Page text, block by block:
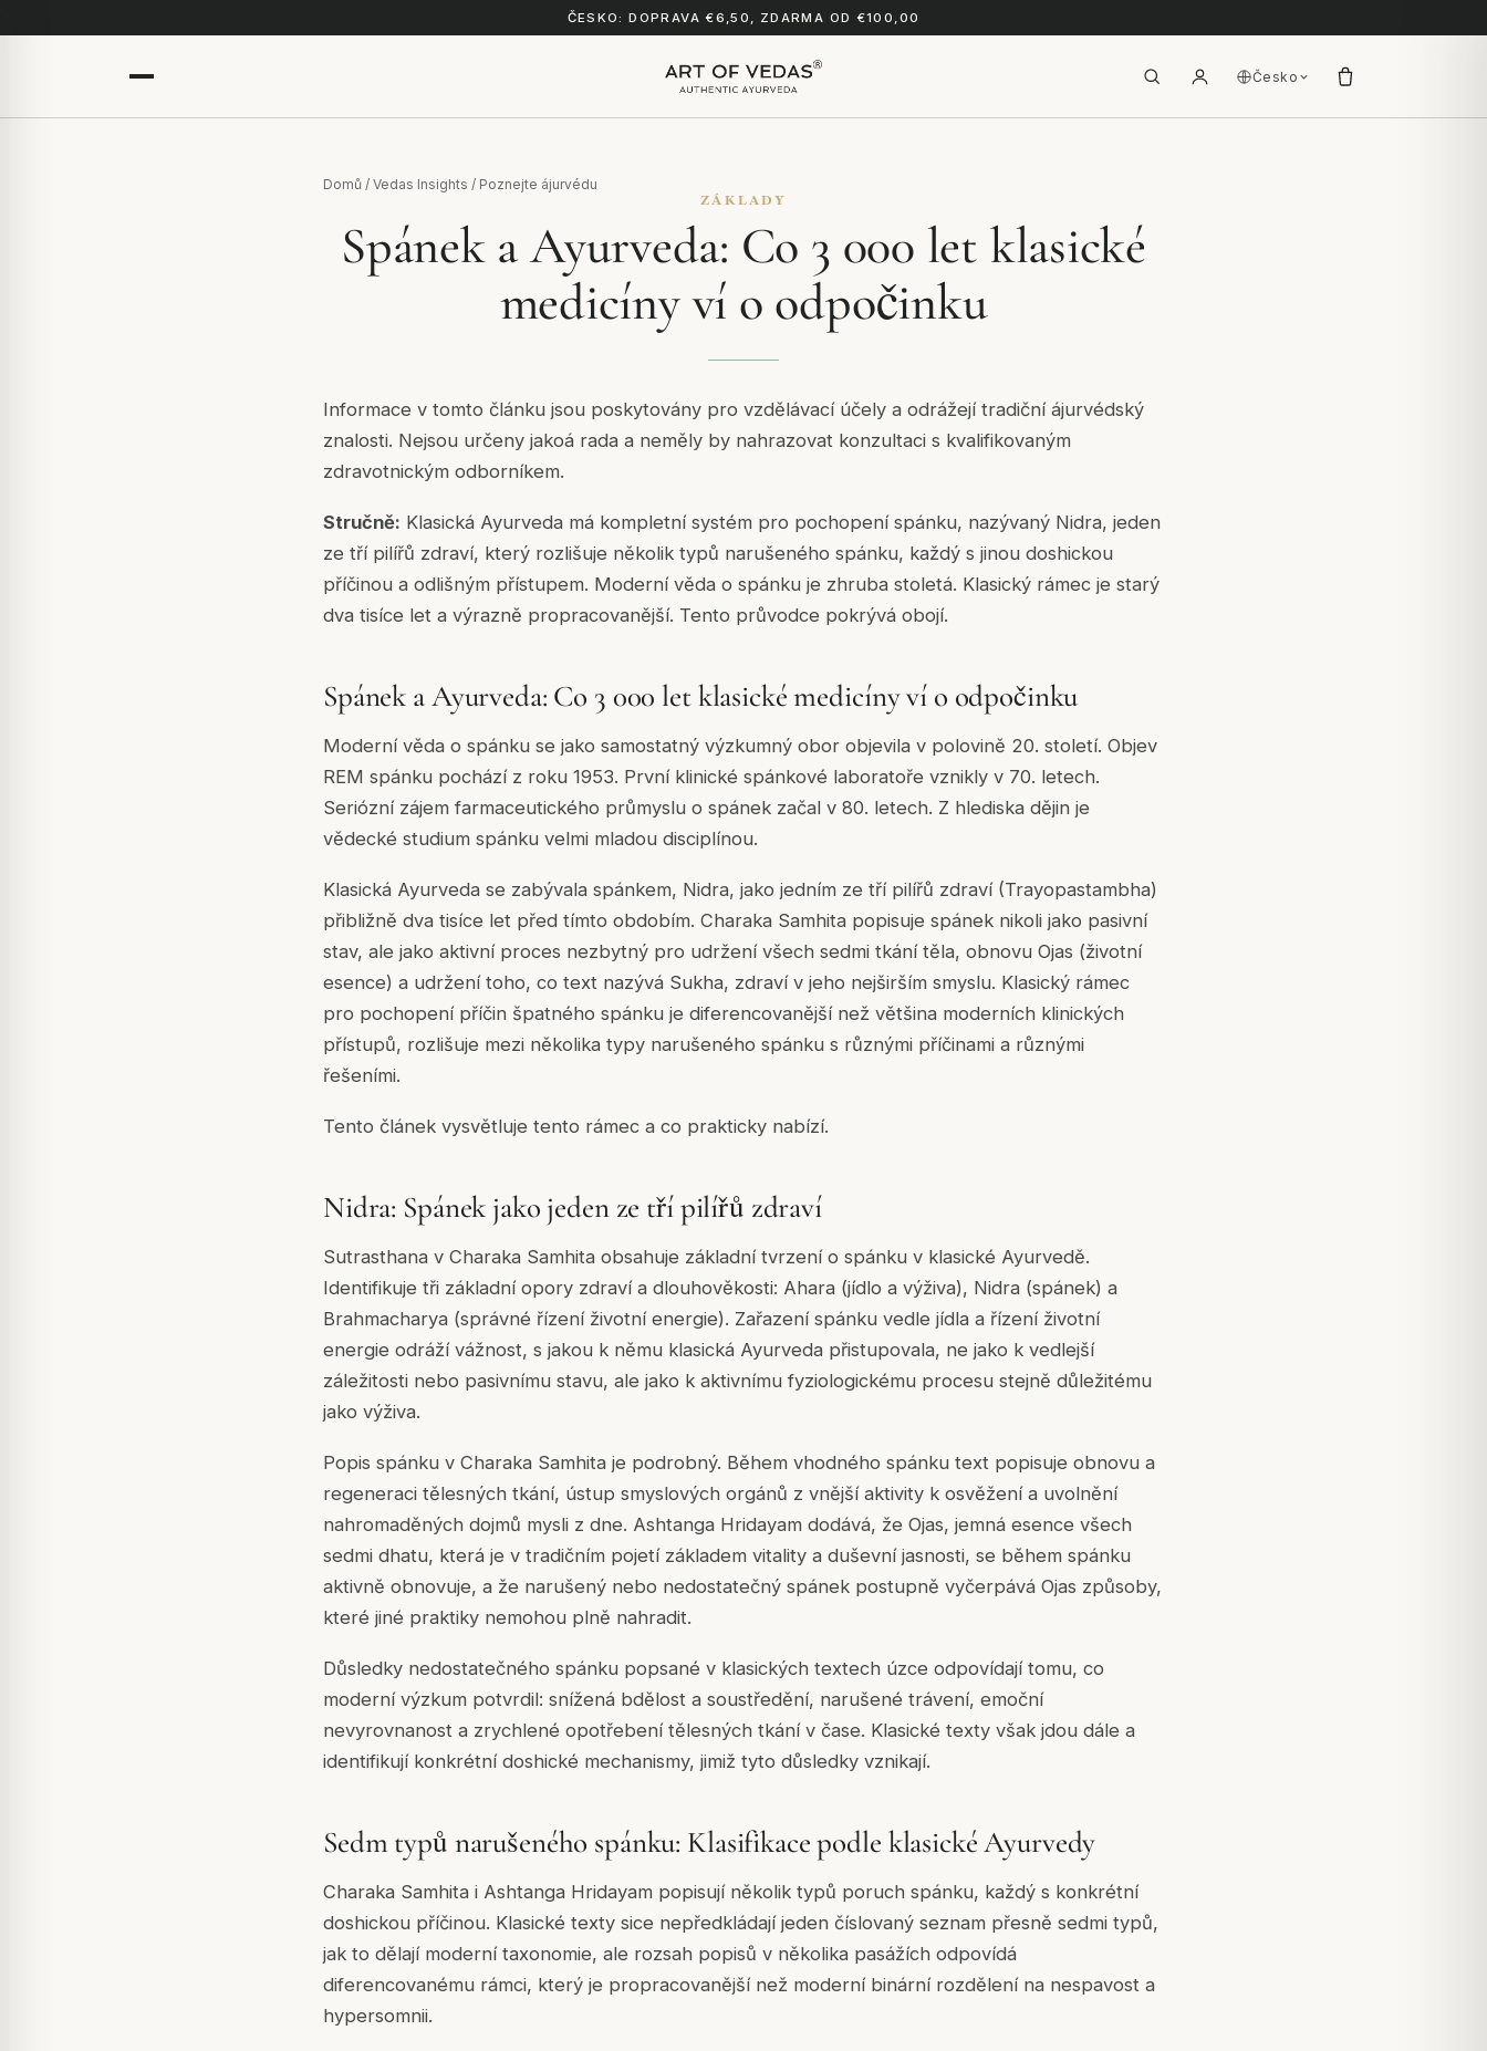
ČESKO: DOPRAVA €6,50, ZDARMA OD €100,00
Česko
Domů / Vedas Insights / Poznejte ájurvédu
ZÁKLADY
Spánek a Ayurveda: Co 3 000 let klasické
medicíny ví o odpočinku
Informace v tomto článku jsou poskytovány pro vzdělávací účely a odrážejí tradiční ájurvédský
znalosti. Nejsou určeny jakoá rada a neměly by nahrazovat konzultaci s kvalifikovaným
zdravotnickým odborníkem.
Stručně: Klasická Ayurveda má kompletní systém pro pochopení spánku, nazývaný Nidra, jeden
ze tří pilířů zdraví, který rozlišuje několik typů narušeného spánku, každý s jinou doshickou
příčinou a odlišným přístupem. Moderní věda o spánku je zhruba stoletá. Klasický rámec je starý
dva tisíce let a výrazně propracovanější. Tento průvodce pokrývá obojí.
Spánek a Ayurveda: Co 3 000 let klasické medicíny ví o odpočinku
Moderní věda o spánku se jako samostatný výzkumný obor objevila v polovině 20. století. Objev
REM spánku pochází z roku 1953. První klinické spánkové laboratoře vznikly v 70. letech.
Seriózní zájem farmaceutického průmyslu o spánek začal v 80. letech. Z hlediska dějin je
vědecké studium spánku velmi mladou disciplínou.
Klasická Ayurveda se zabývala spánkem, Nidra, jako jedním ze tří pilířů zdraví (Trayopastambha)
přibližně dva tisíce let před tímto obdobím. Charaka Samhita popisuje spánek nikoli jako pasivní
stav, ale jako aktivní proces nezbytný pro udržení všech sedmi tkání těla, obnovu Ojas (životní
esence) a udržení toho, co text nazývá Sukha, zdraví v jeho nejširším smyslu. Klasický rámec
pro pochopení příčin špatného spánku je diferencovanější než většina moderních klinických
přístupů, rozlišuje mezi několika typy narušeného spánku s různými příčinami a různými
řešeními.
Tento článek vysvětluje tento rámec a co prakticky nabízí.
Nidra: Spánek jako jeden ze tří pilířů zdraví
Sutrasthana v Charaka Samhita obsahuje základní tvrzení o spánku v klasické Ayurvedě.
Identifikuje tři základní opory zdraví a dlouhověkosti: Ahara (jídlo a výživa), Nidra (spánek) a
Brahmacharya (správné řízení životní energie). Zařazení spánku vedle jídla a řízení životní
energie odráží vážnost, s jakou k němu klasická Ayurveda přistupovala, ne jako k vedlejší
záležitosti nebo pasivnímu stavu, ale jako k aktivnímu fyziologickému procesu stejně důležitému
jako výživa.
Popis spánku v Charaka Samhita je podrobný. Během vhodného spánku text popisuje obnovu a
regeneraci tělesných tkání, ústup smyslových orgánů z vnější aktivity k osvěžení a uvolnění
nahromaděných dojmů mysli z dne. Ashtanga Hridayam dodává, že Ojas, jemná esence všech
sedmi dhatu, která je v tradičním pojetí základem vitality a duševní jasnosti, se během spánku
aktivně obnovuje, a že narušený nebo nedostatečný spánek postupně vyčerpává Ojas způsoby,
které jiné praktiky nemohou plně nahradit.
Důsledky nedostatečného spánku popsané v klasických textech úzce odpovídají tomu, co
moderní výzkum potvrdil: snížená bdělost a soustředění, narušené trávení, emoční
nevyrovnanost a zrychlené opotřebení tělesných tkání v čase. Klasické texty však jdou dále a
identifikují konkrétní doshické mechanismy, jimiž tyto důsledky vznikají.
Sedm typů narušeného spánku: Klasifikace podle klasické Ayurvedy
Charaka Samhita i Ashtanga Hridayam popisují několik typů poruch spánku, každý s konkrétní
doshickou příčinou. Klasické texty sice nepředkládají jeden číslovaný seznam přesně sedmi typů,
jak to dělají moderní taxonomie, ale rozsah popisů v několika pasážích odpovídá
diferencovanému rámci, který je propracovanější než moderní binární rozdělení na nespavost a
hypersomnii.